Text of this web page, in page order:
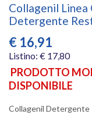
Collagenil
Detergente
€ 16,91
Listino: € 17,80
PRODOTTO
DISPONIBILE
Collagenil Detergente